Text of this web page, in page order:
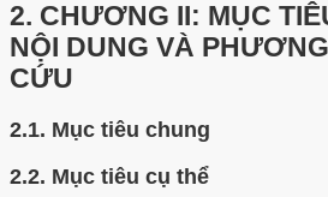
2. CHƯƠNG II: MỤC
NỘI DUNG VÀ
CỨU
2.1. Mục tiêu chung
2.2. Mục tiêu cụ thể